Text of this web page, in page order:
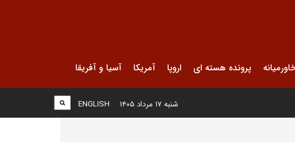
پرونده هسته ای اروپا آمریکا آسیا و آفریقا
ENGLISH شنبه ۱۷ مرداد ۱۴۰۵